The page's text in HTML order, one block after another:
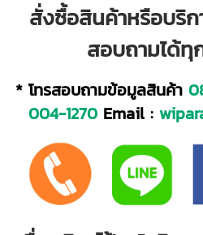
สั่งซื้อสินค้าหรือบริ
สอบถามได้ทุ
* โทรสอบถามข้อมูลสินค้า
004-1270 Email :